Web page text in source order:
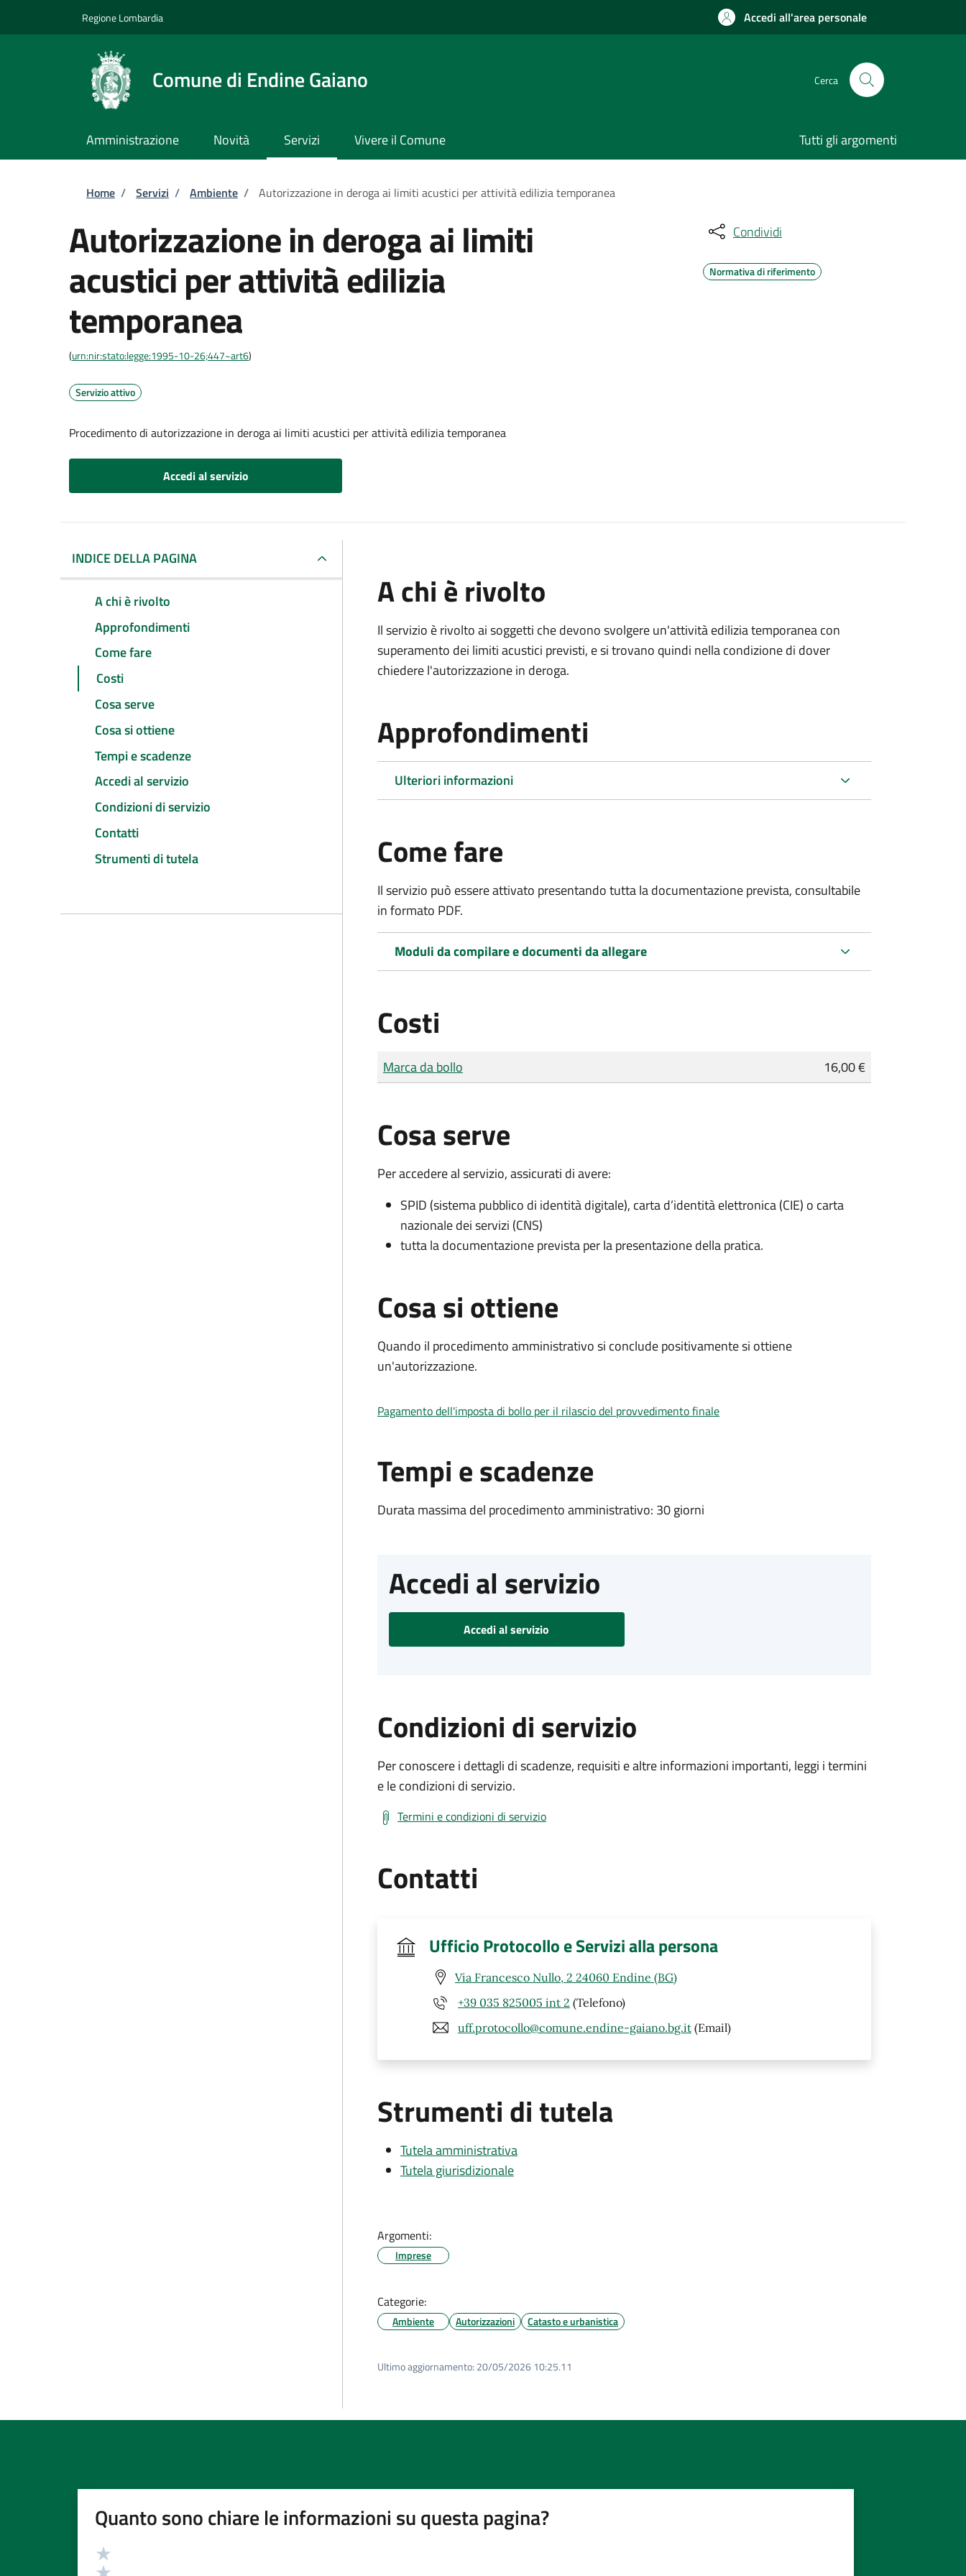
Regione Lombardia Accedi all'area personale
Comune di Endine Gaiano Cerca
Amministrazione Novità Servizi Vivere il Comune Tutti gli argomenti
Briciole di pane
Home / Servizi / Ambiente / Autorizzazione in deroga ai limiti acustici per attività edilizia temporanea
Autorizzazione in deroga ai limiti
acustici per attività edilizia
temporanea
(urn:nir:stato:legge:1995-10-26;447~art6)
Servizio attivo
Procedimento di autorizzazione in deroga ai limiti acustici per attività edilizia temporanea
Accedi al servizio
Condividi
Normativa di riferimento
INDICE DELLA PAGINA
A chi è rivolto
Approfondimenti
Come fare
Costi
Cosa serve
Cosa si ottiene
Tempi e scadenze
Accedi al servizio
Condizioni di servizio
Contatti
Strumenti di tutela
A chi è rivolto
Il servizio è rivolto ai soggetti che devono svolgere un'attività edilizia temporanea con
superamento dei limiti acustici previsti, e si trovano quindi nella condizione di dover
chiedere l'autorizzazione in deroga.
Approfondimenti
Ulteriori informazioni
Come fare
Il servizio può essere attivato presentando tutta la documentazione prevista, consultabile
in formato PDF.
Moduli da compilare e documenti da allegare
Costi
Tipo di pagamento
Importo
Marca da bollo 16,00 €
Cosa serve
Per accedere al servizio, assicurati di avere:
SPID (sistema pubblico di identità digitale), carta d’identità elettronica (CIE) o carta
nazionale dei servizi (CNS)
tutta la documentazione prevista per la presentazione della pratica.
Cosa si ottiene
Quando il procedimento amministrativo si conclude positivamente si ottiene
un'autorizzazione.
Pagamento dell'imposta di bollo per il rilascio del provvedimento finale
Tempi e scadenze
Durata massima del procedimento amministrativo: 30 giorni
Accedi al servizio
Accedi al servizio
Condizioni di servizio
Per conoscere i dettagli di scadenze, requisiti e altre informazioni importanti, leggi i termini
e le condizioni di servizio.
Termini e condizioni di servizio
Contatti
Ufficio Protocollo e Servizi alla persona
Via Francesco Nullo, 2 24060 Endine (BG)
+39 035 825005 int 2 (Telefono)
uff.protocollo@comune.endine-gaiano.bg.it (Email)
Strumenti di tutela
Tutela amministrativa
Tutela giurisdizionale
Argomenti:
Imprese
Categorie:
Ambiente Autorizzazioni Catasto e urbanistica
Ultimo aggiornamento: 20/05/2026 10:25.11
Quanto sono chiare le informazioni su questa pagina?
Valutazione